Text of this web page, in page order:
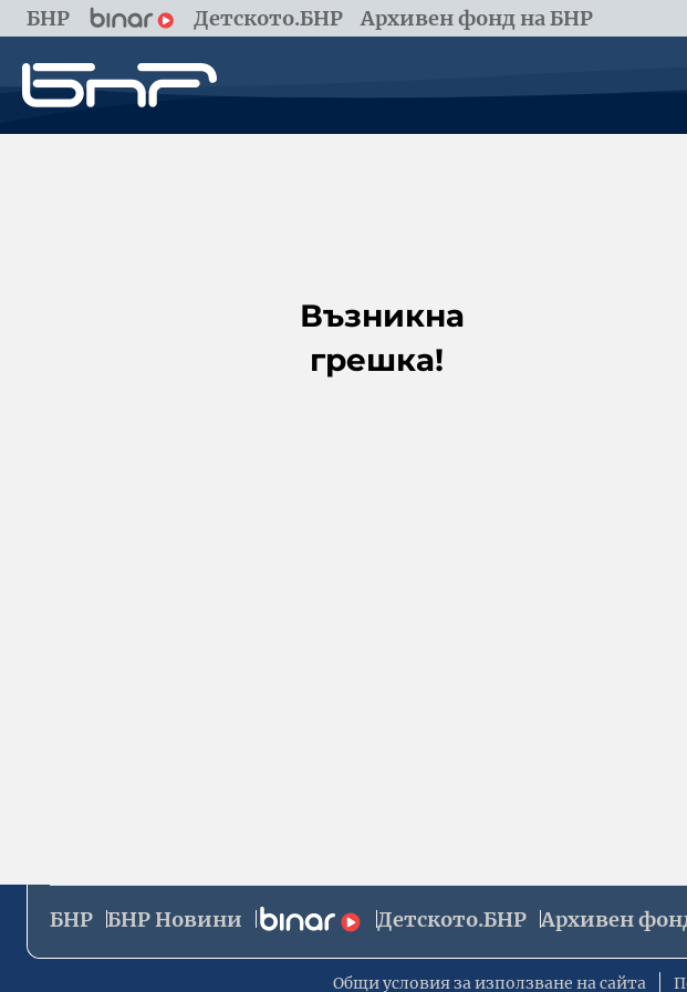
БНР Детското.БНР Архивен фонд на БНР
Възникна
грешка!
БНР БНР Новини Детското.БНР Архивен
Общи условия за използване на сайта